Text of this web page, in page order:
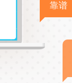
靠谱